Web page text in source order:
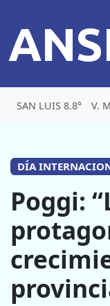
SAN LUIS 8.8° V.
DÍA
Poggi: